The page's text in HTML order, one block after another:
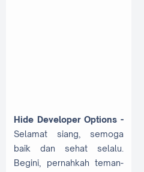
Hide Developer Options -
Selamat siang, semoga
baik dan sehat selalu.
Begini, pernahkah teman-